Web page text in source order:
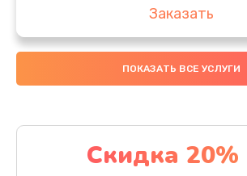
Заказать
Замена
4000 руб.
Замена материнской
1100 руб.
ПОКАЗАТЬ ВСЕ УСЛУГИ
Скидка 20%